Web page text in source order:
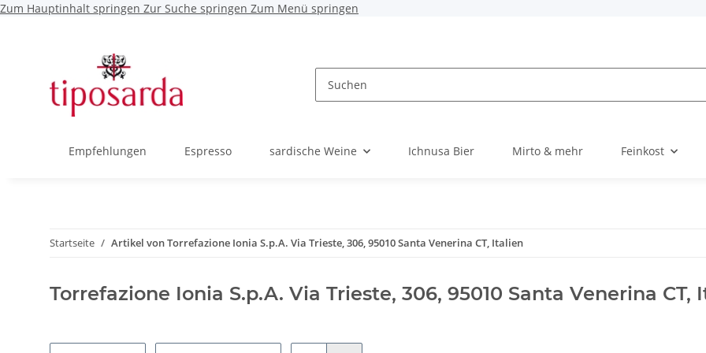
Zum Hauptinhalt springen Zur Suche springen Zum Menü springen
Empfehlungen Espresso sardische Weine Ichnusa Bier Mirto & mehr Feinkost
Startseite Artikel von Torrefazione Ionia S.p.A. Via Trieste, 306, 95010 Santa Venerina CT, Italien
Torrefazione Ionia S.p.A. Via Trieste, 306, 95010 Santa Venerina CT,